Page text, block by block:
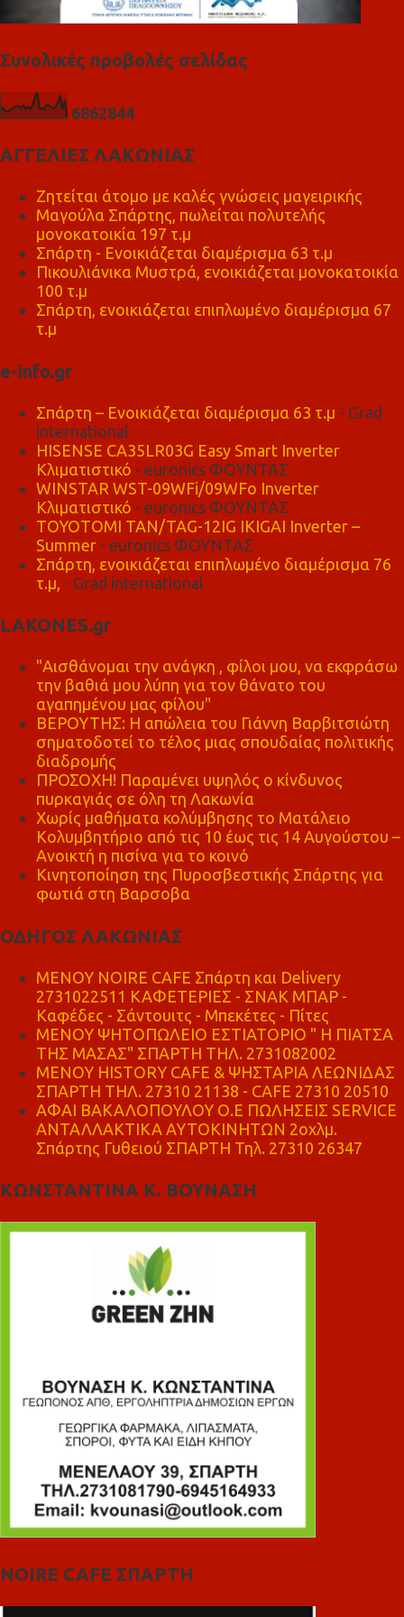
Συνολικές προβολές σελίδας
6862844
ΑΓΓΕΛΙΕΣ ΛΑΚΩΝΙΑΣ
Ζητείται άτομο με καλές γνώσεις μαγειρικής
Μαγούλα Σπάρτης, πωλείται πολυτελής
μονοκατοικία 197 τ.μ
Σπάρτη - Ενοικιάζεται διαμέρισμα 63 τ.μ
Πικουλιάνικα Μυστρά, ενοικιάζεται μονοκατοικία
100 τ.μ
Σπάρτη, ενοικιάζεται επιπλωμένο διαμέρισμα 67
τ.μ
e-info.gr
Σπάρτη – Ενοικιάζεται διαμέρισμα 63 τ.μ - Grad
international
HISENSE CA35LR03G Easy Smart Inverter
Κλιματιστικό - euronics ΦΟΥΝΤΑΣ
WINSTAR WST-09WFi/09WFo Inverter
Κλιματιστικό - euronics ΦΟΥΝΤΑΣ
TOYOTOMI TAN/TAG-12IG IKIGAI Inverter –
Summer - euronics ΦΟΥΝΤΑΣ
Σπάρτη, ενοικιάζεται επιπλωμένο διαμέρισμα 76
τ.μ, - Grad international
LAKONES.gr
"Αισθάνομαι την ανάγκη , φίλοι μου, να εκφράσω
την βαθιά μου λύπη για τον θάνατο του
αγαπημένου μας φίλου"
ΒΕΡΟΥΤΗΣ: Η απώλεια του Γιάννη Βαρβιτσιώτη
σηματοδοτεί το τέλος μιας σπουδαίας πολιτικής
διαδρομής
ΠΡΟΣΟΧΗ! Παραμένει υψηλός ο κίνδυνος
πυρκαγιάς σε όλη τη Λακωνία
Χωρίς μαθήματα κολύμβησης το Ματάλειο
Κολυμβητήριο από τις 10 έως τις 14 Αυγούστου –
Ανοικτή η πισίνα για το κοινό
Κινητοποίηση της Πυροσβεστικής Σπάρτης για
φωτιά στη Βαρσοβα
ΟΔΗΓΟΣ ΛΑΚΩΝΙΑΣ
MENOY NOIRE CAFE Σπάρτη και Delivery
2731022511 ΚΑΦΕΤΕΡΙΕΣ - ΣΝΑΚ ΜΠΑΡ -
Καφέδες - Σάντουιτς - Μπεκέτες - Πίτες
ΜΕΝΟΥ ΨΗΤΟΠΩΛΕΙΟ ΕΣΤΙΑΤΟΡΙΟ " Η ΠΙΑΤΣΑ
ΤΗΣ ΜΑΣΑΣ" ΣΠΑΡΤΗ ΤΗΛ. 2731082002
ΜΕΝΟΥ HISTORY CAFE & ΨΗΣΤΑΡΙΑ ΛΕΩΝΙΔΑΣ
ΣΠΑΡΤΗ ΤΗΛ. 27310 21138 - CAFE 27310 20510
ΑΦΑΙ ΒΑΚΑΛΟΠΟΥΛΟΥ Ο.Ε ΠΩΛΗΣΕΙΣ SERVICE
ΑΝΤΑΛΛΑΚΤΙΚΑ ΑΥΤΟΚΙΝΗΤΩΝ 2οχλμ.
Σπάρτης Γυθειού ΣΠΑΡΤΗ Τηλ. 27310 26347
ΚΩΝΣΤΑΝΤΙΝΑ Κ. ΒΟΥΝΑΣΗ
NOIRE CAFE ΣΠΑΡΤΗ